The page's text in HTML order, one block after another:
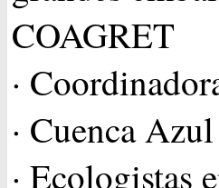
COAGRET
·
· Cuenca Azul
· Ecologistas